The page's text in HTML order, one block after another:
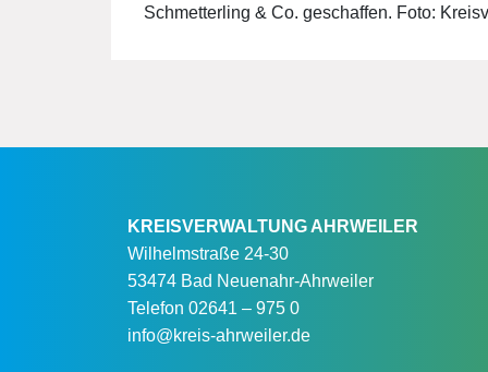
Schmetterling & Co. geschaffen. Foto:
KREISVERWALTUNG AHRWEILER
Wilhelmstraße 24-30
53474 Bad Neuenahr-Ahrweiler
Telefon 02641 – 975 0
info@kreis-ahrweiler.de